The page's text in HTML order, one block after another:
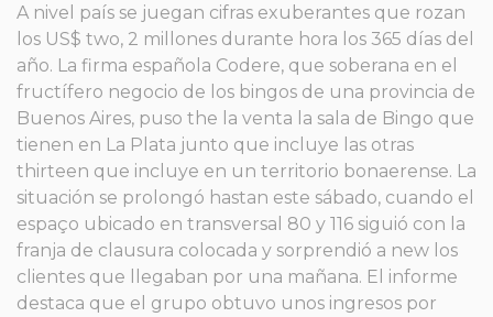
A nivel país se juegan cifras exuberantes que rozan
los US$ two, 2 millones durante hora los 365 días del
año. La firma española Codere, que soberana en el
fructífero negocio de los bingos de una provincia de
Buenos Aires, puso the la venta la sala de Bingo que
tienen en La Plata junto que incluye las otras
thirteen que incluye en un territorio bonaerense. La
situación se prolongó hastan este sábado, cuando el
espaço ubicado en transversal 80 y 116 siguió con la
franja de clausura colocada y sorprendió a new los
clientes que llegaban por una mañana. El informe
destaca que el grupo obtuvo unos ingresos por